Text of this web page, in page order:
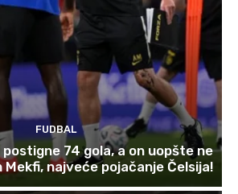
FUDBAL
74 gola, a on uopšte ne
Mekfi, najveće pojačanje Čelsija!